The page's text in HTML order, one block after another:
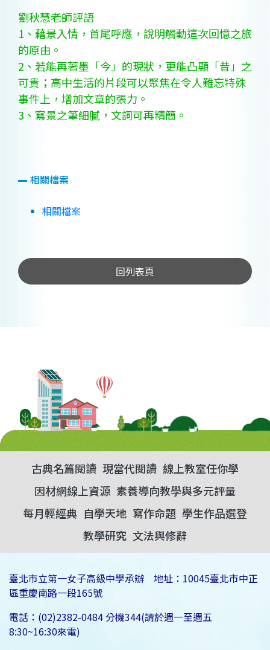
劉秋慧老師評語
1、藉景入情，首尾呼應，說明觸動這次回憶之旅
的原由。
2、若能再著墨「今」的現狀，更能凸顯「昔」之
可貴；高中生活的片段可以聚焦在令人難忘特殊
事件上，增加文章的張力。
3、寫景之筆細膩，文詞可再精簡。
相關檔案
相關檔案
回列表頁
古典名篇閱讀 現當代閱讀 線上教室任你學
因材網線上資源 素養導向教學與多元評量
每月輕經典 自學天地 寫作命題 學生作品選登
教學研究 文法與修辭
臺北市立第一女子高級中學承辦 地址：10045臺北市中正
區重慶南路一段165號
電話：(02)2382-0484 分機344(請於週一至週五
8:30~16:30來電)